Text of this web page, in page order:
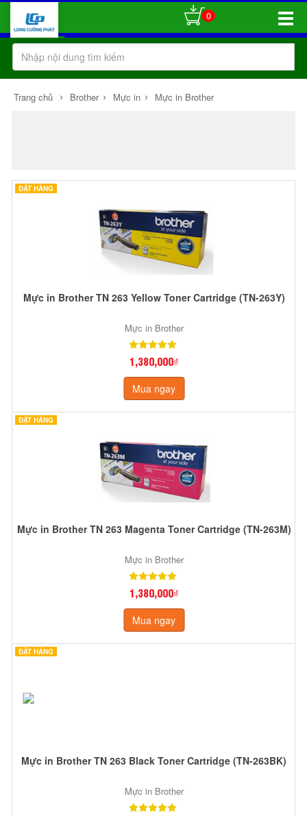
Toggle
0
Trang chủ › Brother › Mực in › Mực in Brother
ĐẶT HÀNG
Mực in Brother TN 263 Yellow Toner Cartridge (TN-263Y)
Mực in Brother
1,380,000₫
Mua ngay
ĐẶT HÀNG
Mực in Brother TN 263 Magenta Toner Cartridge (TN-263M)
Mực in Brother
1,380,000₫
Mua ngay
ĐẶT HÀNG
Mực in Brother TN 263 Black Toner Cartridge (TN-263BK)
Mực in Brother